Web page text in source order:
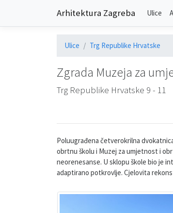
Arhitektura Zagreba Ulice
Ulice Trg Republike Hrvatske
Zgrada Muzeja za
Trg Republike Hrvatske 9 - 11
Poluugrađena četverokrilna
obrtnu školu i Muzej za umjetnost i
neorenesanse. U sklopu škole bio je
adaptirano potkrovlje. Cjelovita